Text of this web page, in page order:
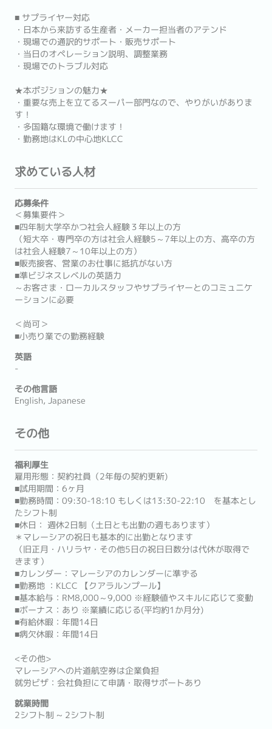
■ サプライヤー対応
・日本から来訪する生産者・メーカー担当者のアテンド
・現場での通訳的サポート・販売サポート
・当日のオペレーション説明、調整業務
・現場でのトラブル対応
★本ポジションの魅力★
・重要な売上を立てるスーパー部門なので、やりがいがありま
す！
・多国籍な環境で働けます！
・勤務地はKLの中心地KLCC
求めている人材
応募条件
＜募集要件＞
■四年制大学卒かつ社会人経験３年以上の方
（短大卒・専門卒の方は社会人経験5～7年以上の方、高卒の方
は社会人経験7～10年以上の方）
■販売接客、営業のお仕事に抵抗がない方
■準ビジネスレベルの英語力
～お客さま・ローカルスタッフやサプライヤーとのコミュニケ
ーションに必要
＜尚可＞
■小売り業での勤務経験
英語
-
その他言語
English, Japanese
その他
福利厚生
雇用形態：契約社員（2年毎の契約更新)
■試用期間：6ヶ月
■勤務時間：09:30-18:10 もしくは13:30-22:10 を基本とし
たシフト制
■休日： 週休2日制（土日とも出勤の週もあります）
＊マレーシアの祝日も基本的に出勤となります
（旧正月・ハリラヤ・その他5日の祝日日数分は代休が取得で
きます）
■カレンダー：マレーシアのカレンダーに準ずる
■勤務地 ：KLCC 【クアラルンプール】
■基本給与：RM8,000～9,000 ※経験値やスキルに応じて変動
■ボーナス：あり ※業績に応じる(平均約1か月分)
■有給休暇：年間14日
■病欠休暇：年間14日
<その他>
マレーシアへの片道航空券は企業負担
就労ビザ：会社負担にて申請・取得サポートあり
就業時間
2シフト制 ~ 2シフト制